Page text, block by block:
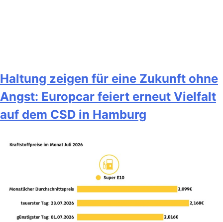
Haltung zeigen für eine Zukunft ohne
Angst: Europcar feiert erneut Vielfalt
auf dem CSD in Hamburg